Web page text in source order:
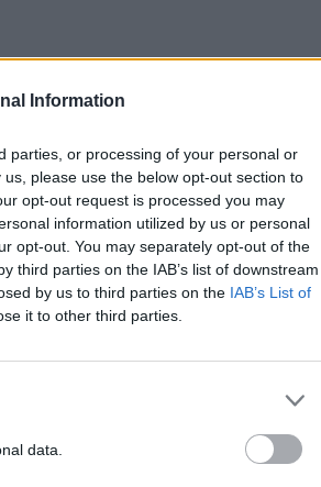
Information
parties, or processing of your personal or
please use the below opt-out section to
opt-out request is processed you may
information utilized by us or personal
opt-out. You may separately opt-out of the
third parties on the IAB’s list of downstream
by us to third parties on the IAB’s List of
it to other third parties.
data.